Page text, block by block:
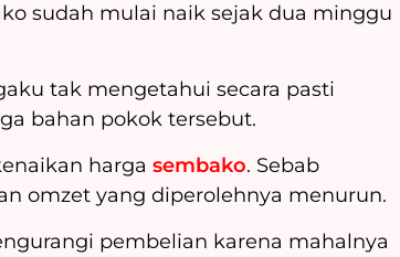
sudah mulai naik sejak dua minggu
tak mengetahui secara pasti
bahan pokok tersebut.
harga sembako. Sebab
omzet yang diperolehnya menurun.
pembelian karena mahalnya